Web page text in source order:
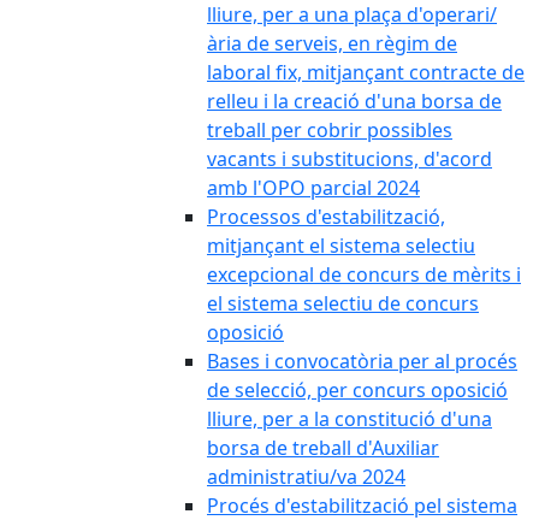
lliure, per a una plaça d'operari/
ària de serveis, en règim de
laboral fix, mitjançant contracte de
relleu i la creació d'una borsa de
treball per cobrir possibles
vacants i substitucions, d'acord
amb l'OPO parcial 2024
Processos d'estabilització,
mitjançant el sistema selectiu
excepcional de concurs de mèrits i
el sistema selectiu de concurs
oposició
Bases i convocatòria per al procés
de selecció, per concurs oposició
lliure, per a la constitució d'una
borsa de treball d'Auxiliar
administratiu/va 2024
Procés d'estabilització pel sistema